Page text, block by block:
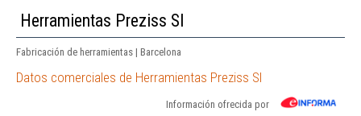
Herramientas Preziss Sl
Fabricación de herramientas | Barcelona
Datos comerciales de Herramientas Preziss Sl
Información ofrecida por